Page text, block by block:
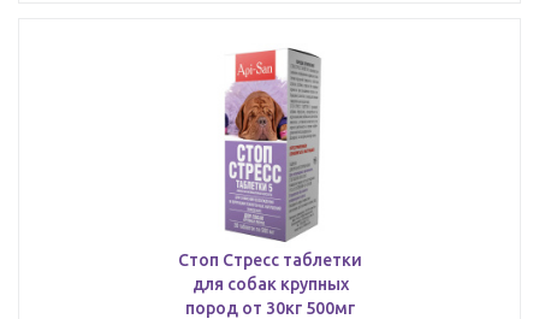
Стоп Стресс таблетки
для собак крупных
пород от 30кг 500мг